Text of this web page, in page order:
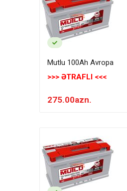
Mutlu 100Ah Avropa
>>> ƏTRAFLI <<<
275.00azn.